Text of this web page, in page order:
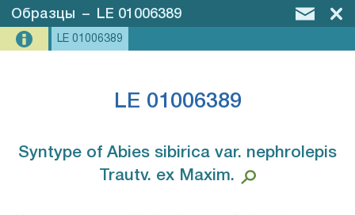
Образцы – LE 01006389
LE 01006389
LE 01006389
Syntype of Abies sibirica var. nephrolepis
Trautv. ex Maxim.⁣